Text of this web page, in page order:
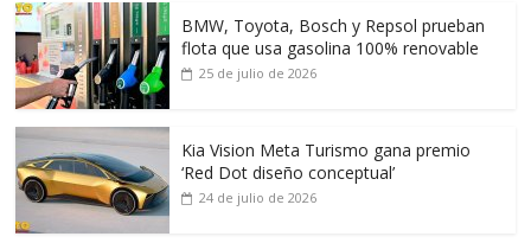
BMW, Toyota, Bosch y Repsol prueban
flota que usa gasolina 100% renovable
25 de julio de 2026
Kia Vision Meta Turismo gana premio
‘Red Dot diseño conceptual’
24 de julio de 2026